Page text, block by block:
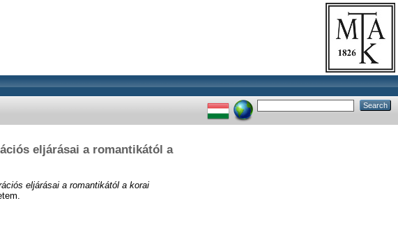
eljárásai a romantikától a
eljárásai a romantikától a korai